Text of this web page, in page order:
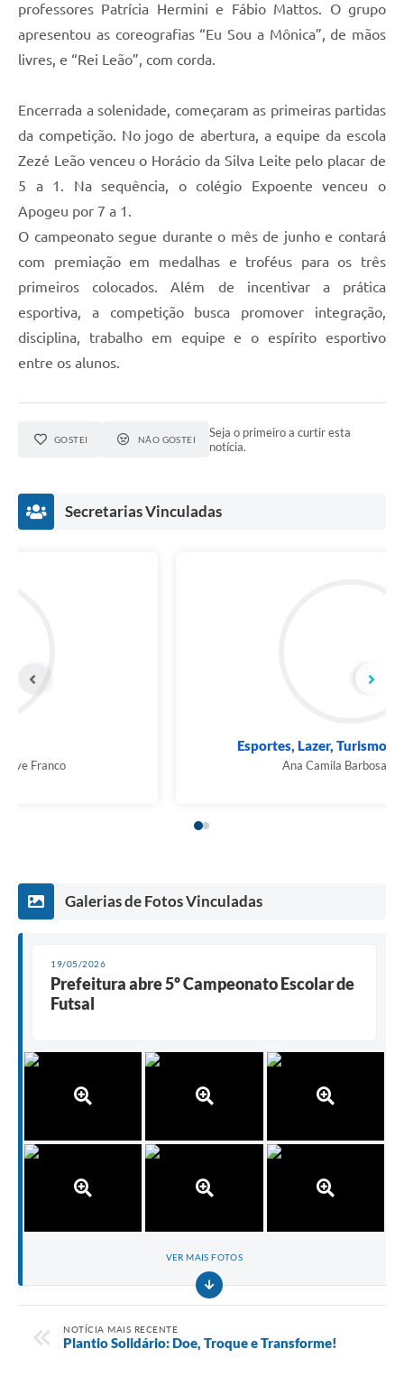
professores Patrícia Hermini e Fábio Mattos. O grupo
apresentou as coreografias “Eu Sou a Mônica”, de mãos
livres, e “Rei Leão”, com corda.
Encerrada a solenidade, começaram as primeiras partidas
da competição. No jogo de abertura, a equipe da escola
Zezé Leão venceu o Horácio da Silva Leite pelo placar de
5 a 1. Na sequência, o colégio Expoente venceu o
Apogeu por 7 a 1.
O campeonato segue durante o mês de junho e contará
com premiação em medalhas e troféus para os três
primeiros colocados. Além de incentivar a prática
esportiva, a competição busca promover integração,
disciplina, trabalho em equipe e o espírito esportivo
entre os alunos.
GOSTEI NÃO GOSTEI
Seja o primeiro a curtir esta
notícia.
Secretarias Vinculadas
Marcia Helena Descrove Franco
Galerias de Fotos Vinculadas
19/05/2026
Prefeitura abre 5º Campeonato Escolar de
Futsal
VER MAIS FOTOS
NOTÍCIA MAIS RECENTE
Plantio Solidário: Doe, Troque e Transforme!